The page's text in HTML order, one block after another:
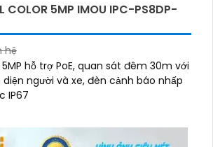
COLOR 5MP IMOU IPC-PS8DP-
hệ
hỗ trợ PoE, quan sát đêm 30m với
diện người và xe, đèn cảnh báo nhấp
IP67